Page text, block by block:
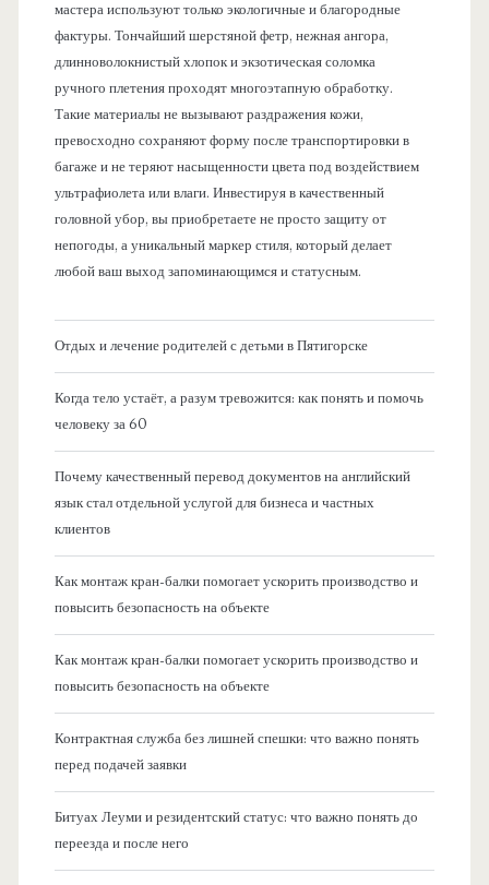
мастера используют только экологичные и благородные
фактуры. Тончайший шерстяной фетр, нежная ангора,
длинноволокнистый хлопок и экзотическая соломка
ручного плетения проходят многоэтапную обработку.
Такие материалы не вызывают раздражения кожи,
превосходно сохраняют форму после транспортировки в
багаже и не теряют насыщенности цвета под воздействием
ультрафиолета или влаги. Инвестируя в качественный
головной убор, вы приобретаете не просто защиту от
непогоды, а уникальный маркер стиля, который делает
любой ваш выход запоминающимся и статусным.
Отдых и лечение родителей с детьми в Пятигорске
Когда тело устаёт, а разум тревожится: как понять и помочь
человеку за 60
Почему качественный перевод документов на английский
язык стал отдельной услугой для бизнеса и частных
клиентов
Как монтаж кран-балки помогает ускорить производство и
повысить безопасность на объекте
Как монтаж кран-балки помогает ускорить производство и
повысить безопасность на объекте
Контрактная служба без лишней спешки: что важно понять
перед подачей заявки
Битуах Леуми и резидентский статус: что важно понять до
переезда и после него